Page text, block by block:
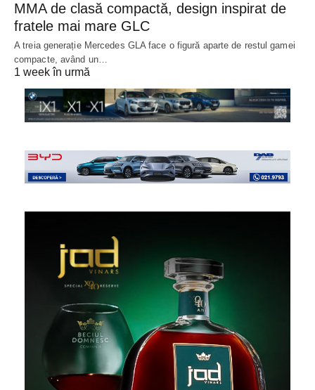
MMA de clasă compactă, design inspirat de
fratele mai mare GLC
A treia generație Mercedes GLA face o figură aparte de restul gamei
compacte, având un…
1 week în urmă